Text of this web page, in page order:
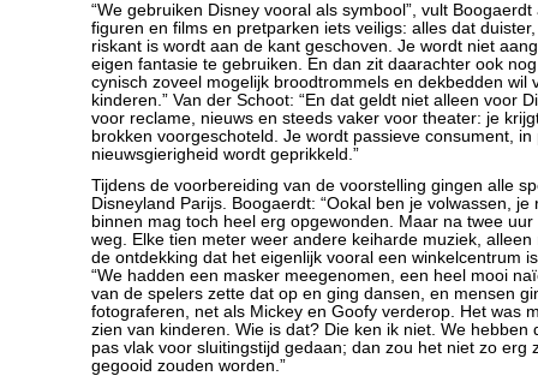
“We gebruiken Disney vooral als symbool”, vult Boogaerdt
figuren en films en pretparken iets veiligs: alles dat
riskant is wordt aan de kant geschoven. Je wordt niet
eigen fantasie te gebruiken. En dan zit daarachter ook
cynisch zoveel mogelijk broodtrommels en dekbedden wil
kinderen.” Van der Schoot: “En dat geldt niet alleen voor
voor reclame, nieuws en steeds vaker voor theater: je
brokken voorgeschoteld. Je wordt passieve consument,
nieuwsgierigheid wordt geprikkeld.”
Tijdens de voorbereiding van de voorstelling gingen alle
Disneyland Parijs. Boogaerdt: “Ookal ben je volwassen, je
binnen mag toch heel erg opgewonden. Maar na twee
weg. Elke tien meter weer andere keiharde muziek,
de ontdekking dat het eigenlijk vooral een winkelcentrum
“We hadden een masker meegenomen, een heel mooi
van de spelers zette dat op en ging dansen, en mensen
fotograferen, net als Mickey en Goofy verderop. Het was
zien van kinderen. Wie is dat? Die ken ik niet. We hebben
pas vlak voor sluitingstijd gedaan; dan zou het niet zo erg
gegooid zouden worden.”